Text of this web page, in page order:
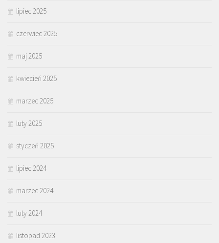
lipiec 2025
czerwiec 2025
maj 2025
kwiecień 2025
marzec 2025
luty 2025
styczeń 2025
lipiec 2024
marzec 2024
luty 2024
listopad 2023